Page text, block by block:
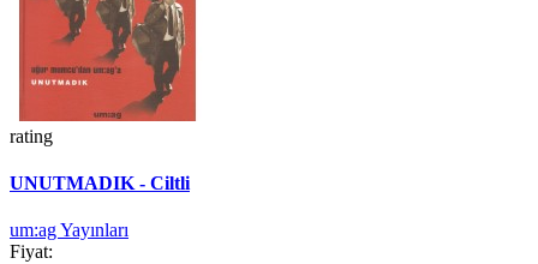
rating
UNUTMADIK - Ciltli
um:ag Yayınları
Fiyat: